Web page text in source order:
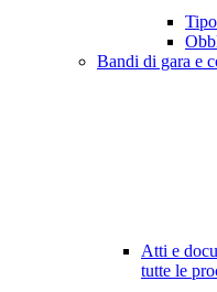
Bandi di gara e
Atti e
tutte le